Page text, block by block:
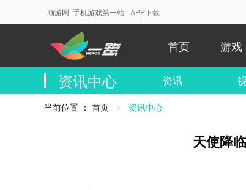
顺游网 手机游戏第一站 APP下载
首页 游戏
资讯中心 资讯
当前位置 ： 首页
当
资讯中心
天使降